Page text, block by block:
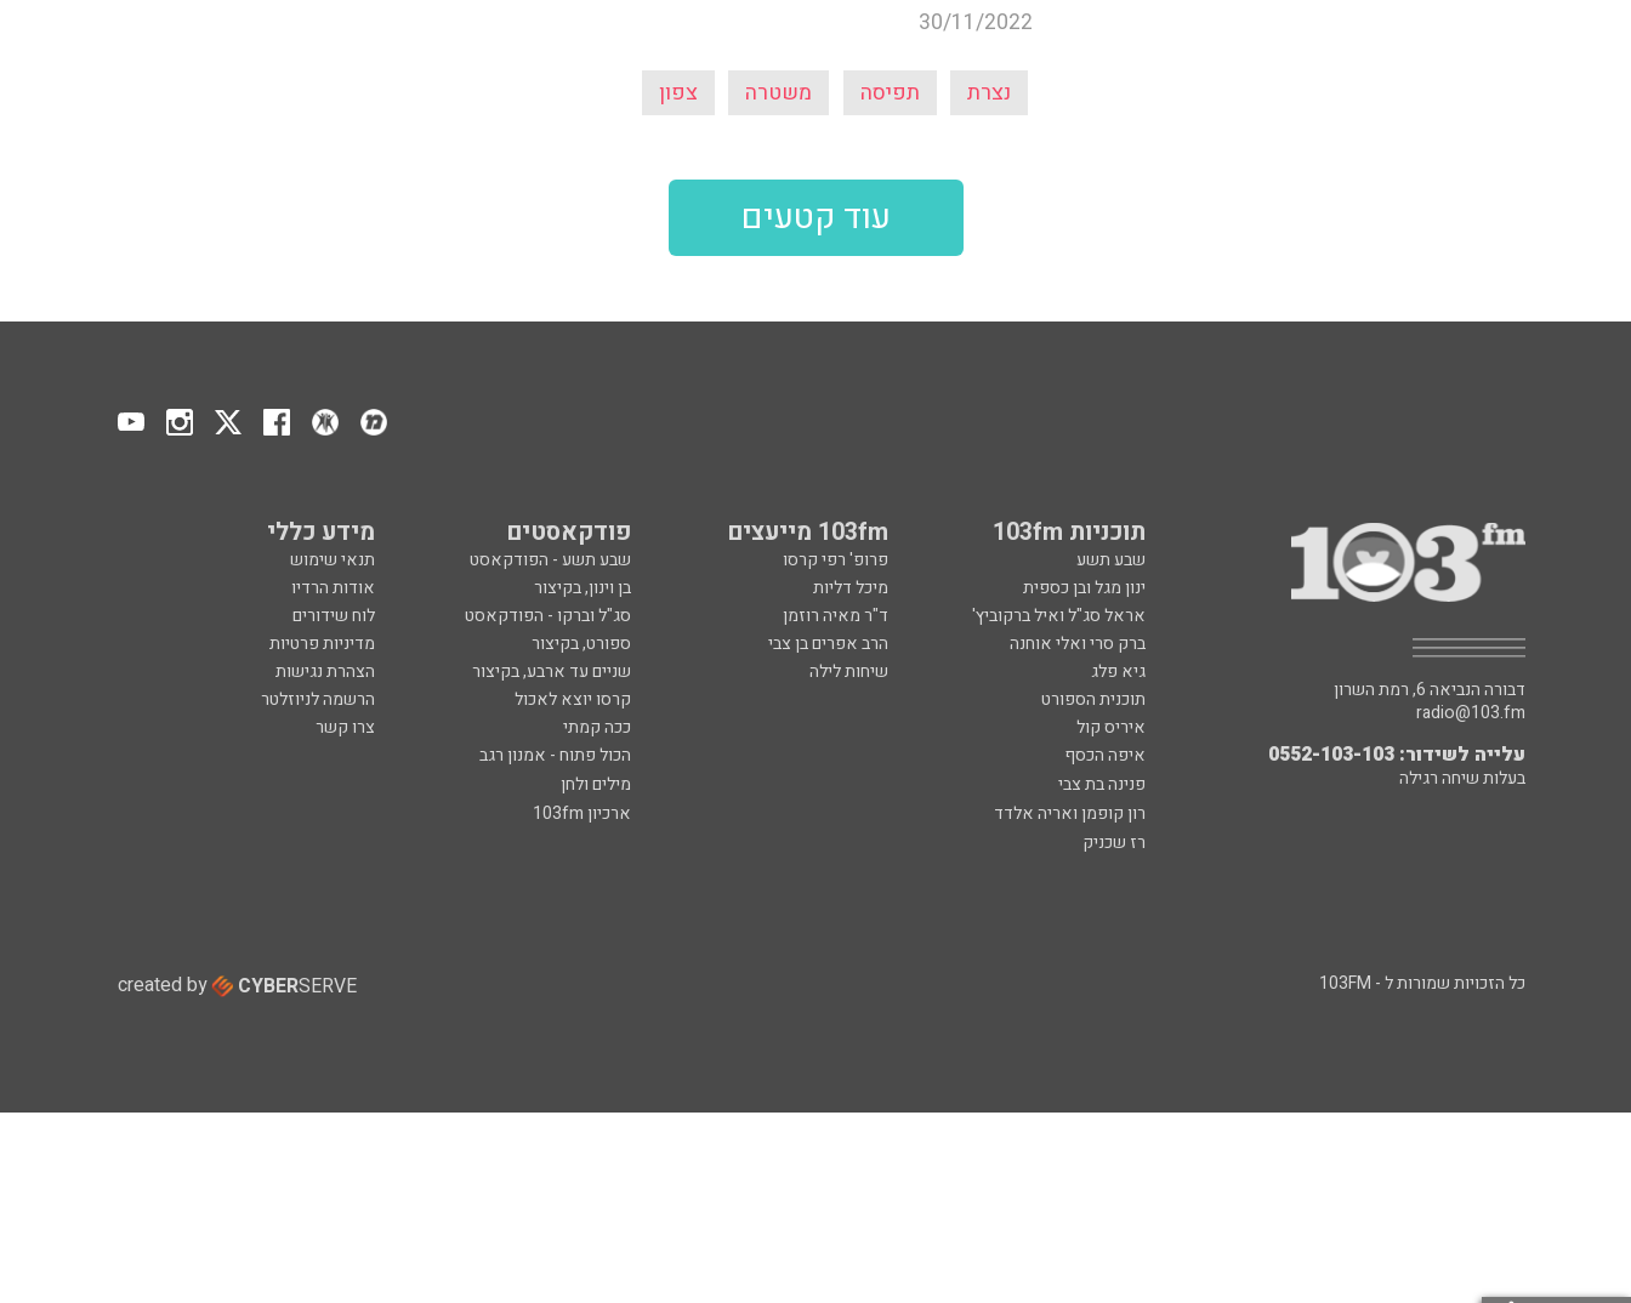
30/11/2022
נצרת תפיסה משטרה צפון
עוד קטעים
תוכניות 103fm 103fm מייעצים פודקאסטים מידע כללי
שבע תשע פרופ' רפי קרסו שבע תשע - הפודקאסט
תנאי שימוש
ינון מגל ובן כספית
מיכל דליות בן וינון, בקיצור
אודות הרדיו
אראל סג"ל ואיל ברקוביץ'
ד"ר מאיה רוזמן סג"ל וברקו - הפודקאסט
לוח שידורים
ברק סרי ואלי אוחנה
הרב אפרים בן צבי ספורט, בקיצור
מדיניות פרטיות
גיא פלג
שיחות לילה שניים עד ארבע, בקיצור
הצהרת נגישות
תוכנית הספורט
קרסו יוצא לאכול
הרשמה לניוזלטר
איריס קול
ככה קמתי
צרו קשר
איפה הכסף
הכול פתוח - אמנון רגב
פנינה בת צבי
מילים ולחן
רון קופמן ואריה אלדד
ארכיון 103fm
רז שכניק
דבורה הנביאה 6, רמת השרון
radio@103.fm
עלייה לשידור: 0552-103-103
בעלות שיחה רגילה
כל הזכויות שמורות ל - 103FM created by CYBERSERVE